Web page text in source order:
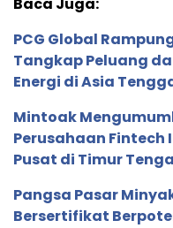
PCG Global
Tangkap Peluang
Energi di Asia
Mintoak
Perusahaan Fintech
Pusat di Timur
Pangsa Pasar
Bersertifikat